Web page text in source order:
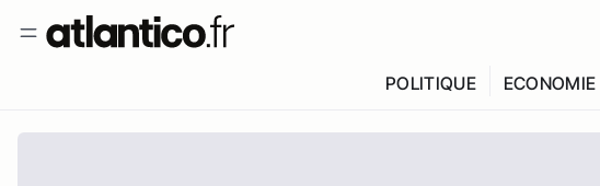
POLITIQUE ECONOMIE